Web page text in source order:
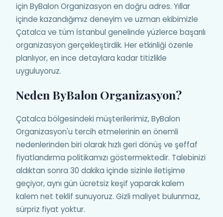
için ByBalon Organizasyon en doğru adres. Yıllar
içinde kazandığımız deneyim ve uzman ekibimizle
Çatalca ve tüm İstanbul genelinde yüzlerce başarılı
organizasyon gerçekleştirdik. Her etkinliği özenle
planlıyor, en ince detaylara kadar titizlikle
uyguluyoruz.
Neden ByBalon Organizasyon?
Çatalca bölgesindeki müşterilerimiz, ByBalon
Organizasyon'u tercih etmelerinin en önemli
nedenlerinden biri olarak hızlı geri dönüş ve şeffaf
fiyatlandırma politikamızı göstermektedir. Talebinizi
aldıktan sonra 30 dakika içinde sizinle iletişime
geçiyor, aynı gün ücretsiz keşif yaparak kalem
kalem net teklif sunuyoruz. Gizli maliyet bulunmaz,
sürpriz fiyat yoktur.